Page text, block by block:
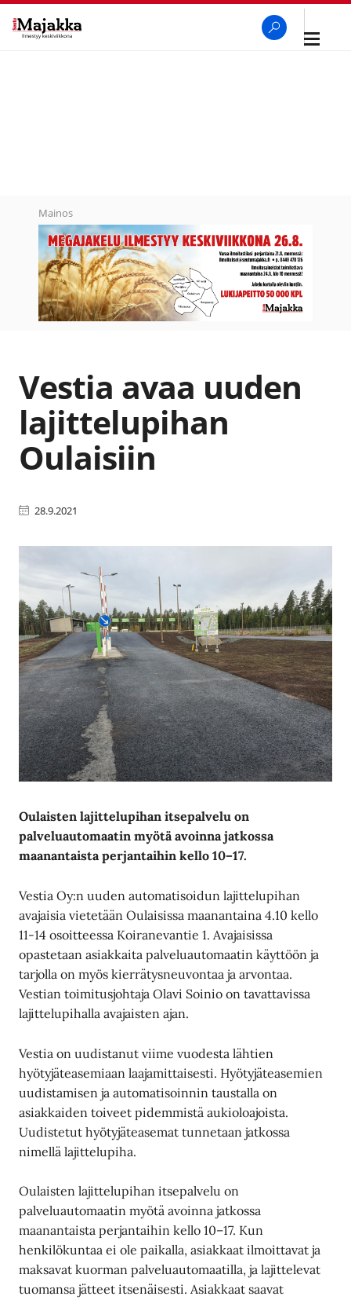
Avaa
Mainos
Vestia avaa uuden
lajittelupihan
Oulaisiin
28.9.2021
Oulaisten lajittelupihan itsepalvelu on
palveluautomaatin myötä avoinna jatkossa
maanantaista perjantaihin kello 10–17.
Vestia Oy:n uuden automatisoidun lajittelupihan
avajaisia vietetään Oulaisissa maanantaina 4.10 kello
11-14 osoitteessa Koiranevantie 1. Avajaisissa
opastetaan asiakkaita palveluautomaatin käyttöön ja
tarjolla on myös kierrätysneuvontaa ja arvontaa.
Vestian toimitusjohtaja Olavi Soinio on tavattavissa
lajittelupihalla avajaisten ajan.
Vestia on uudistanut viime vuodesta lähtien
hyötyjäteasemiaan laajamittaisesti. Hyötyjäteasemien
uudistamisen ja automatisoinnin taustalla on
asiakkaiden toiveet pidemmistä aukioloajoista.
Uudistetut hyötyjäteasemat tunnetaan jatkossa
nimellä lajittelupiha.
Oulaisten lajittelupihan itsepalvelu on
palveluautomaatin myötä avoinna jatkossa
maanantaista perjantaihin kello 10–17. Kun
henkilökuntaa ei ole paikalla, asiakkaat ilmoittavat ja
maksavat kuorman palveluautomaatilla, ja lajittelevat
tuomansa jätteet itsenäisesti. Asiakkaat saavat